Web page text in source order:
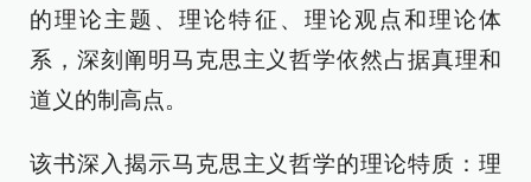
的理论主题、理论特征、理论观点和理论体
系，深刻阐明马克思主义哲学依然占据真理和
道义的制高点。
该书深入揭示马克思主义哲学的理论特质：理